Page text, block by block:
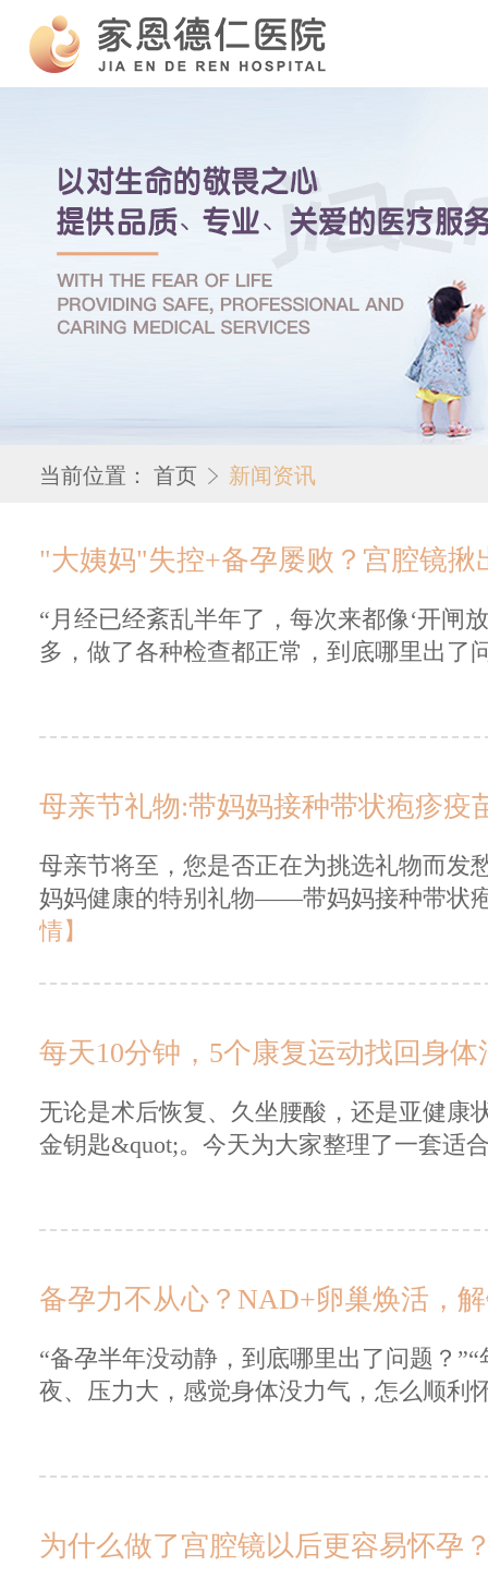
当前位置： 首页 新闻资讯
"大姨妈"失控+备孕屡败？宫腔镜
“月经已经紊乱半年了，每次来都像‘开闸
多，做了各种检查都正常，到底哪里出了
母亲节礼物:带妈妈接种带状疱疹疫
母亲节将至，您是否正在为挑选礼物而发
妈妈健康的特别礼物——带妈妈接种带状
情】
每天10分钟，5个康复运动找回身体
无论是术后恢复、久坐腰酸，还是亚健康
金钥匙&quot;。今天为大家整理了一套适
备孕力不从心？NAD+卵巢焕活，
“备孕半年没动静，到底哪里出了问题？
夜、压力大，感觉身体没力气，怎么顺利
为什么做了宫腔镜以后更容易怀孕